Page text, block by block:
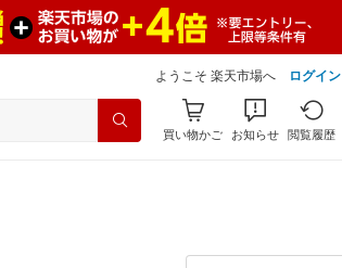
ようこそ 楽天市場へ ログイン
買い物かご お知らせ 閲覧履歴